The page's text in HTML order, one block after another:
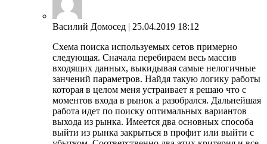
Василий Домосед | 25.04.2019 18:12
Схема поиска используемых сетов примерно
следующая. Сначала перебираем весь массив
входящих данных, выкидывая самые нелогичные
занчений параметров. Найдя такую логику работы
которая в целом меня устраивает я решаю что с
моментов входа в рынок а разобрался. Дальнейшая
работа идет по поиску оптимальных вариантов
выхода из рынка. Имеется два основных способа
выйти из рынка закрыться в профит или выйти с